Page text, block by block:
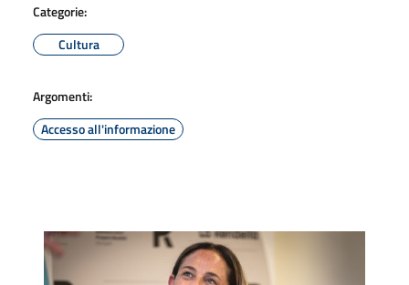
Categorie:
Cultura
Argomenti:
Accesso all'informazione